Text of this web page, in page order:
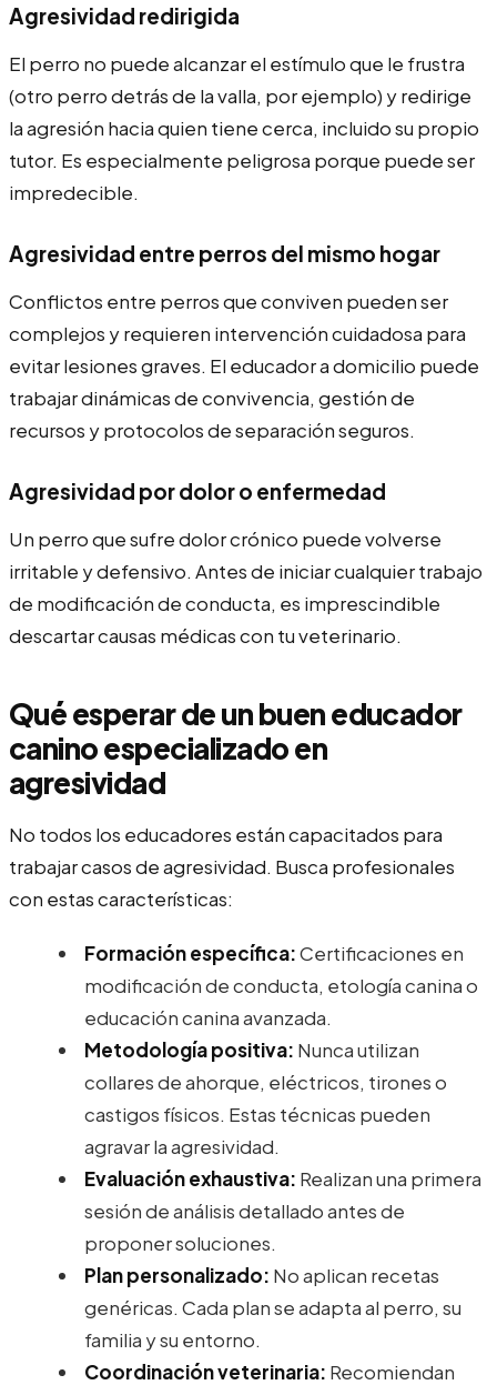
Agresividad redirigida
El perro no puede alcanzar el estímulo que le frustra
(otro perro detrás de la valla, por ejemplo) y redirige
la agresión hacia quien tiene cerca, incluido su propio
tutor. Es especialmente peligrosa porque puede ser
impredecible.
Agresividad entre perros del mismo hogar
Conflictos entre perros que conviven pueden ser
complejos y requieren intervención cuidadosa para
evitar lesiones graves. El educador a domicilio puede
trabajar dinámicas de convivencia, gestión de
recursos y protocolos de separación seguros.
Agresividad por dolor o enfermedad
Un perro que sufre dolor crónico puede volverse
irritable y defensivo. Antes de iniciar cualquier trabajo
de modificación de conducta, es imprescindible
descartar causas médicas con tu veterinario.
Qué esperar de un buen educador
canino especializado en
agresividad
No todos los educadores están capacitados para
trabajar casos de agresividad. Busca profesionales
con estas características:
Formación específica:Certificaciones en
modificación de conducta, etología canina o
educación canina avanzada.
Metodología positiva: Nunca utilizan
collares de ahorque, eléctricos, tirones o
castigos físicos. Estas técnicas pueden
agravar la agresividad.
Evaluación exhaustiva: Realizan una primera
sesión de análisis detallado antes de
proponer soluciones.
Plan personalizado: No aplican recetas
genéricas. Cada plan se adapta al perro, su
familia y su entorno.
Coordinación veterinaria: Recomiendan